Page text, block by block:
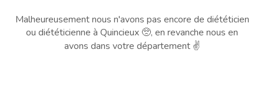
Malheureusement nous n'avons pas encore de diététicien
ou diététicienne à Quincieux 🥺, en revanche nous en
avons dans votre département ✌️